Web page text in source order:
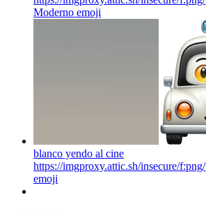
Moderno emoji
blanco yendo al cine
https://imgproxy.attic.sh/insecure/
emoji